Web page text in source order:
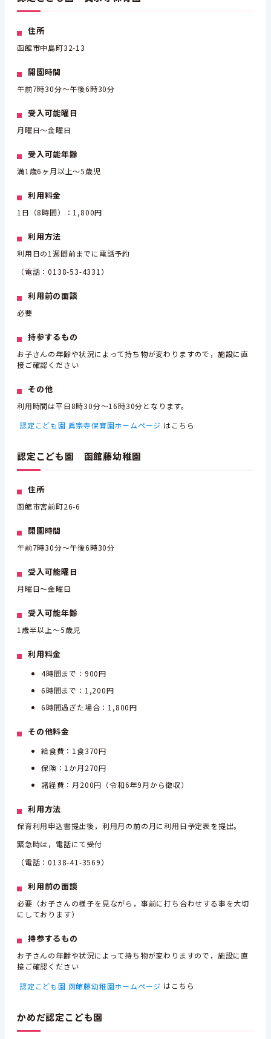
住所
函館市中島町32-13
開園時間
午前7時30分～午後6時30分
受入可能曜日
月曜日～金曜日
受入可能年齢
満1歳6ヶ月以上～5歳児
利用料金
1日（8時間）：1,800円
利用方法
利用日の1週間前までに電話予約
（電話：0138-53-4331）
利用前の面談
必要
持参するもの
お子さんの年齢や状況によって持ち物が変わりますので，施設に直
接ご確認ください
その他
利用時間は平日8時30分～16時30分となります。
認定こども園 眞宗寺保育園ホームページ はこちら
認定こども園 函館藤幼稚園
住所
函館市宮前町26-6
開園時間
午前7時30分～午後6時30分
受入可能曜日
月曜日～金曜日
受入可能年齢
1歳半以上～5歳児
利用料金
4時間まで：900円
6時間まで：1,200円
6時間過ぎた場合：1,800円
その他料金
給食費：1食370円
保険：1か月270円
諸経費：月200円（令和6年9月から徴収）
利用方法
保育利用申込書提出後，利用月の前の月に利用日予定表を提出。
緊急時は，電話にて受付
（電話：0138-41-3569）
利用前の面談
必要（お子さんの様子を見ながら，事前に打ち合わせする事を大切
にしております）
持参するもの
お子さんの年齢や状況によって持ち物が変わりますので，施設に直
接ご確認ください
認定こども園 函館藤幼稚園ホームページ はこちら
かめだ認定こども園